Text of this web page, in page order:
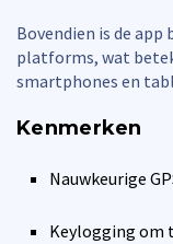
Bovendien is de app
platforms, wat
smartphones en
Kenmerken
Nauwkeurige
Keylogging om